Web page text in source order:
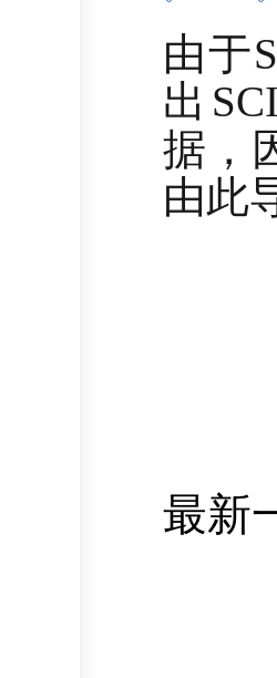
由于
出
据，
由此
最新